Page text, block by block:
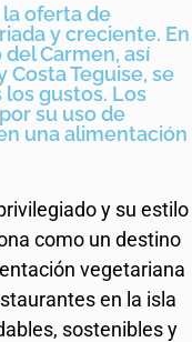
la oferta de
y creciente. En
Carmen, así
Teguise, se
gustos. Los
su uso de
una alimentación
y su estilo
como un destino
vegetariana
en la isla
sostenibles y